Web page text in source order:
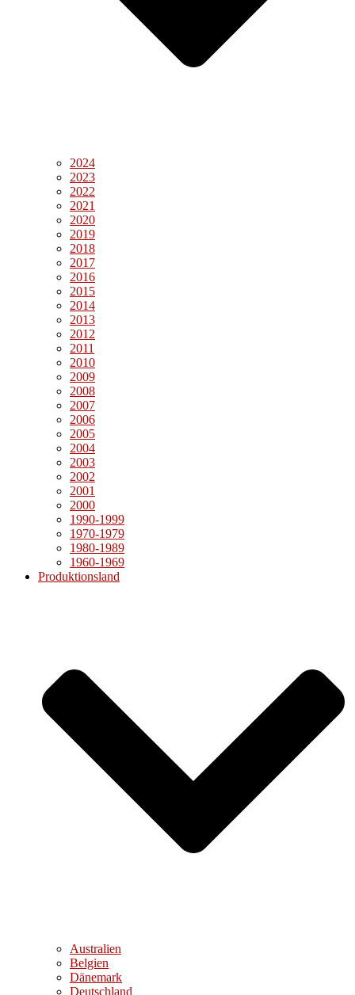
2024
2023
2022
2021
2020
2019
2018
2017
2016
2015
2014
2013
2012
2011
2010
2009
2008
2007
2006
2005
2004
2003
2002
2001
2000
1990-1999
1970-1979
1980-1989
1960-1969
Produktionsland
Australien
Belgien
Dänemark
Deutschland